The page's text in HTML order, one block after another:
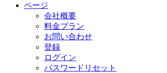
ページ
会社概要
料金プラン
お問い合わせ
登録
ログイン
パスワードリセット